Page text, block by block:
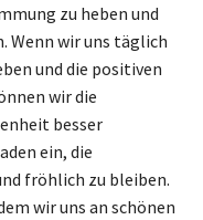
zu heben und
Wenn wir uns täglich
und die positiven
wir die
besser
ein, die
fröhlich zu bleiben.
wir uns an schönen